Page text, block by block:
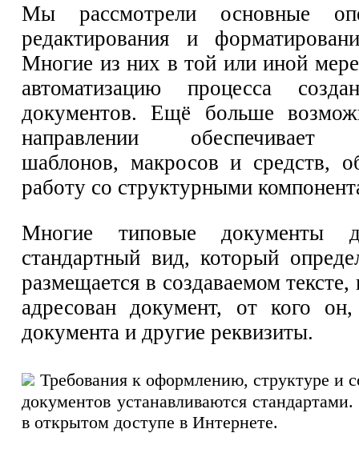
Мы рассмотрели основные
редактирования и
Многие из них в той или иной
автоматизацию процесса
документов. Ещё больше
направлении обеспечивает
шаблонов, макросов и средств,
работу со структурными
Многие типовые документы
стандартный вид, который
размещается в создаваемом
адресован документ, от кого он,
документа и другие реквизиты.
Требования к оформлению, структуре и
документов устанавливаются
в открытом доступе в Интернете.